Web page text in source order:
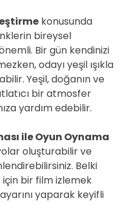
konusunda
bireysel
Bir gün kendinizi
odayı yeşil ışıkla
Yeşil, doğanın ve
bir atmosfer
yardım edebilir.
ile Oyun Oynama
oluşturabilir ve
Belki
bir film izlemek
yaparak keyifli